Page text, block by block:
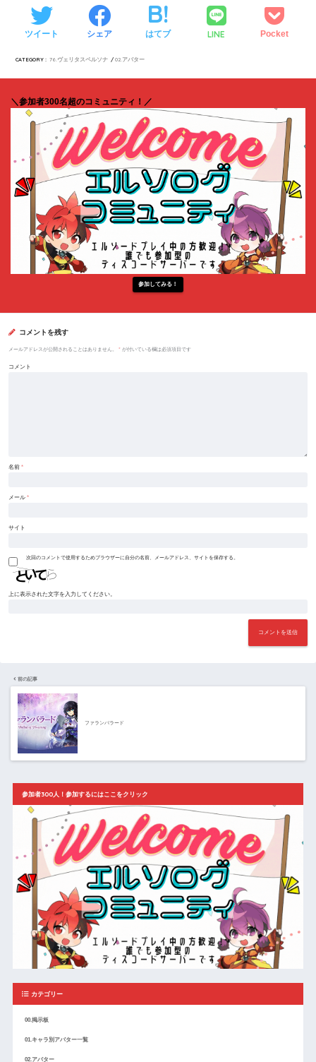
ツイート シェア はてブ LINE Pocket
CATEGORY : 76.ヴェリタスペルソナ 02.アバター
＼参加者300名超のコミュニティ！／
参加してみる！
コメントを残す
メールアドレスが公開されることはありません。 * が付いている欄は必須項目です
コメント
名前 *
メール *
サイト
次回のコメントで使用するためブラウザーに自分の名前、メールアドレス、サイトを保存する。
上に表示された文字を入力してください。
前の記事
ファランバラード
参加者300人！参加するにはここをクリック
カテゴリー
00.掲示板
01.キャラ別アバター一覧
02.アバター